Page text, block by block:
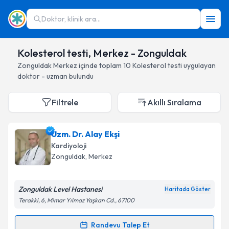
Doktor, klinik ara...
Kolesterol testi, Merkez - Zonguldak
ZonguldakMerkez içinde toplam 10 Kolesterol testi uygulayan
doktor - uzman bulundu
Filtrele Akıllı Sıralama
Uzm. Dr. Alay Ekşi
Kardiyoloji
Zonguldak, Merkez
Zonguldak Level Hastanesi Haritada Göster
Terakki, 6, Mimar Yılmaz Yaşkan Cd., 67100
Randevu Talep Et